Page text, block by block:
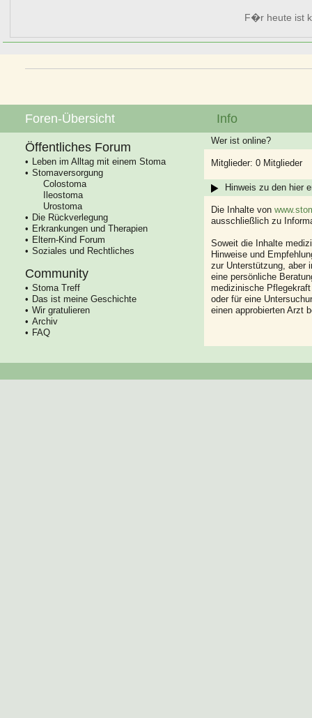
F�r heute ist
Foren-Übersicht
Öffentliches Forum
Leben im Alltag mit einem Stoma
Stomaversorgung
Colostoma
Ileostoma
Urostoma
Die Rückverlegung
Erkrankungen und Therapien
Eltern-Kind Forum
Soziales und Rechtliches
Community
Stoma Treff
Das ist meine Geschichte
Wir gratulieren
Archiv
FAQ
Info
Wer ist online?
Mitglieder: 0 Mitglieder
Hinweis zu den hier
Die Inhalte von
ausschließlich zu
Soweit die Inhalte
Hinweise und
zur Unterstützung, aber
eine persönliche
medizinische
oder für eine
einen approbierten Arzt